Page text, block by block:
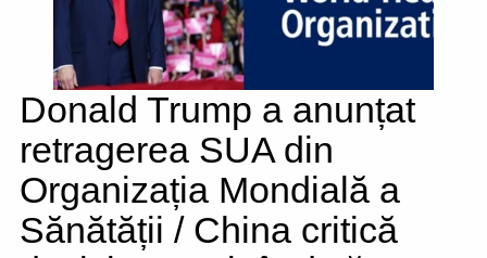
Donald Trump a anunțat
retragerea SUA din
Organizația Mondială a
Sănătății / China critică